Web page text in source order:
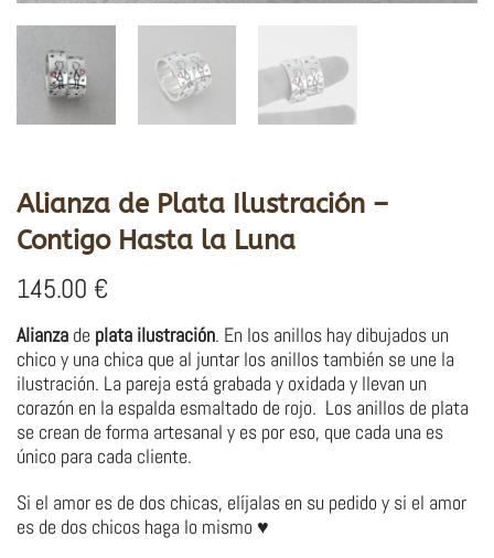
Alianza de Plata Ilustración –
Contigo Hasta la Luna
145.00 €
Alianza de plata ilustración. En los anillos hay dibujados un
chico y una chica que al juntar los anillos también se une la
ilustración. La pareja está grabada y oxidada y llevan un
corazón en la espalda esmaltado de rojo. Los anillos de plata
se crean de forma artesanal y es por eso, que cada una es
único para cada cliente.
Si el amor es de dos chicas, elíjalas en su pedido y si el amor
es de dos chicos haga lo mismo ♥︎